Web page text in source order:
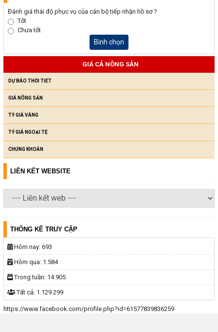
Đánh giá thái độ phục vụ của cán bộ tiếp nhận hồ sơ ?
Tốt
Chưa tốt
Bình chọn
GIÁ CẢ NÔNG SẢN
DỰ BÁO THỜI TIẾT
GIÁ NÔNG SẢN
TỶ GIÁ VÀNG
TỶ GIÁ NGOẠI TỆ
CHỨNG KHOÁN
LIÊN KẾT WEBSITE
THỐNG KÊ TRUY CẬP
Hôm nay: 693
Hôm qua: 1.584
Trong tuần: 14.905
Tất cả: 1.129.299
https://www.facebook.com/profile.php?id=61577839836259